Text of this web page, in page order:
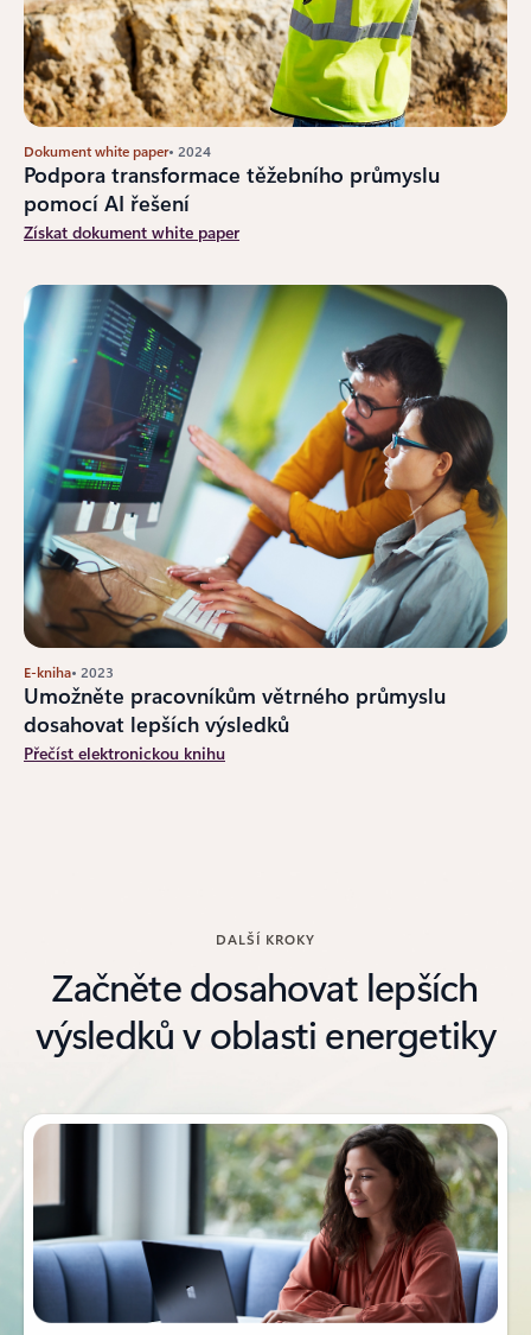
Dokument white paper• 2024
Podpora transformace těžebního průmyslu
pomocí AI řešení
Získat dokument white paper
E-kniha• 2023
Umožněte pracovníkům větrného průmyslu
dosahovat lepších výsledků
Přečíst elektronickou knihu
DALŠÍ KROKY
Začněte dosahovat lepších
výsledků v oblasti energetiky